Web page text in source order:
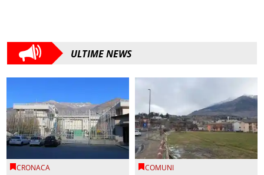
ULTIME NEWS
CRONACA COMUNI